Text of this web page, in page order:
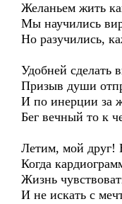
Желаньем жить
Мы научились
Но разучились,
Удобней
Призыв души
И по инерции за
Бег вечный то к
Летим, мой друг!
Когда
Жизнь
И не искать с